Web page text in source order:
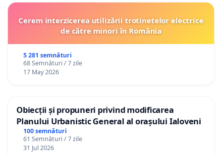
Cerem interzicerea utilizării trotinetelor electrice
de către minori în România
5 281 semnături
68 Semnături / 7 zile
17 May 2026
Obiecții și propuneri privind modificarea
Planului Urbanistic General al orașului Ialoveni
100 semnături
61 Semnături / 7 zile
31 Jul 2026